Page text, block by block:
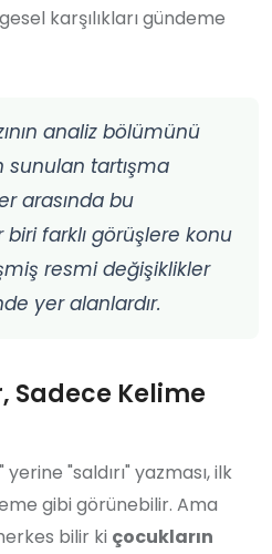
karşılıkları gündeme
analiz bölümünü
tartışma
arasında bu
biri farklı görüşlere konu
resmi değişiklikler
yer alanlardır.
Sadece Kelime
"saldırı" yazması, ilk
gibi görünebilir. Ama
bilir ki çocukların